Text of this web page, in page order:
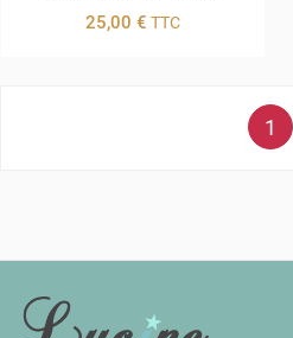
25,00 € TTC
1
INFORMATIONS